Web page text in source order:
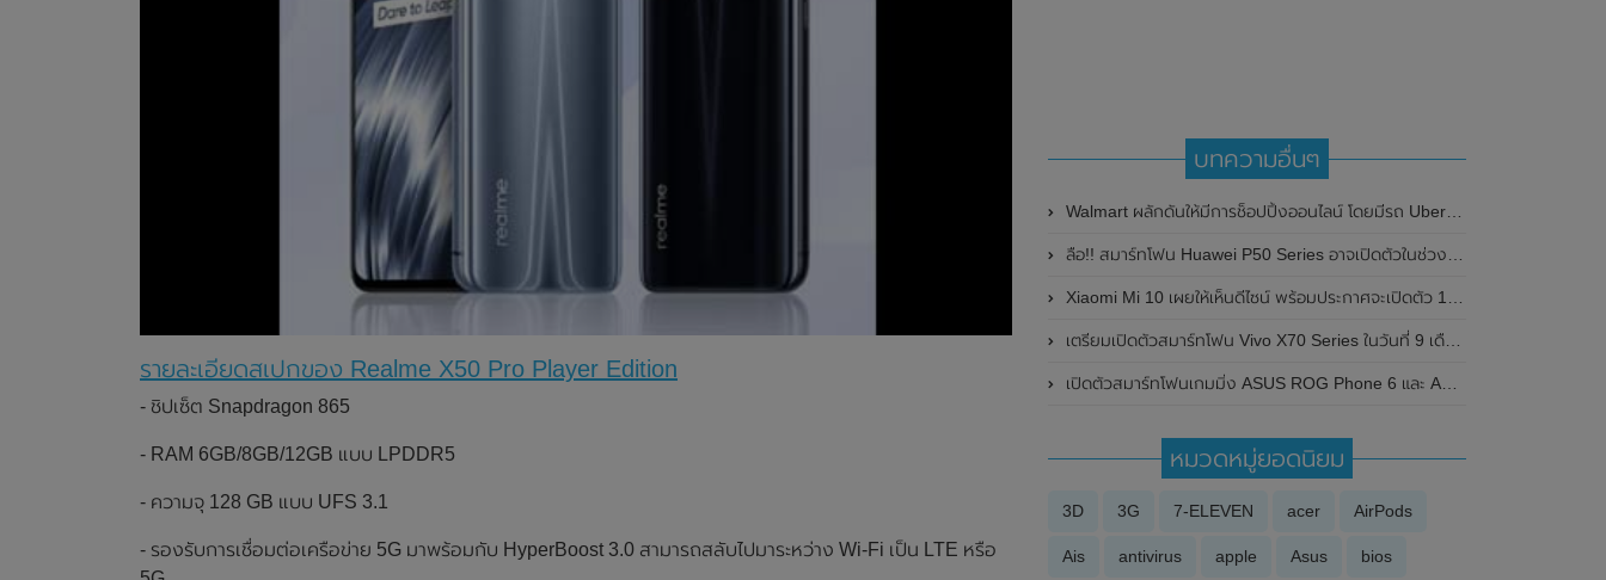
รายละเอียดสเปกของ Realme X50 Pro Player Edition
- ชิปเซ็ต Snapdragon 865
- RAM 6GB/8GB/12GB แบบ LPDDR5
- ความจุ 128 GB แบบ UFS 3.1
- รองรับการเชื่อมต่อเครือข่าย 5G มาพร้อมกับ HyperBoost 3.0 สามารถสลับไปมาระหว่าง Wi-Fi เป็น LTE หรือ
บทความอื่นๆ
Walmart ผลักดันให้มีการช็อปปิ้งออนไลน์ โดยมีรถ Uber จัดส่งถึงที่
ลือ!! สมาร์ทโฟน Huawei P50 Series อาจเปิดตัวในช่วงปลายเดือนมีนาคม 2021 นี้
Xiaomi Mi 10 เผยให้เห็นดีไซน์ พร้อมประกาศจะเปิดตัว 11 กุมภาพันธ์ นี้
เตรียมเปิดตัวสมาร์ทโฟน Vivo X70 Series ในวันที่ 9 เดือนกันยายน 2021 นี้ ที่ประเทศจีน
เปิดตัวสมาร์ทโฟนเกมมิ่ง ASUS ROG Phone 6 และ ASUS ROG Phone 6 Pro อย่างเป็นทางการในประเทศไทย ในเริ่มต้น 28,990 บาท
หมวดหมู่ยอดนิยม
3D 3G 7-ELEVEN acer AirPods
Ais antivirus apple Asus bios